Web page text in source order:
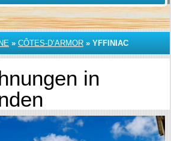
» CÔTES-D’ARMOR » YFFINIAC
in